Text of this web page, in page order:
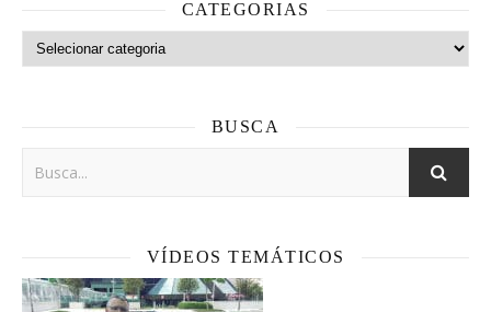
CATEGORIAS
Categorias
BUSCA
VÍDEOS TEMÁTICOS